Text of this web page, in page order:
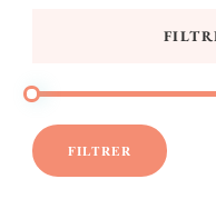
FILTRER